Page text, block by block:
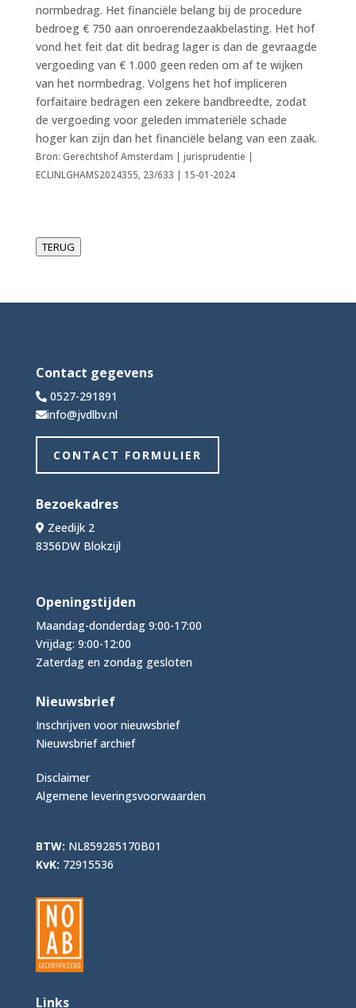
normbedrag. Het financiële belang bij de procedure
bedroeg € 750 aan onroerendezaakbelasting. Het hof
vond het feit dat dit bedrag lager is dan de gevraagde
vergoeding van € 1.000 geen reden om af te wijken
van het normbedrag. Volgens het hof impliceren
forfaitaire bedragen een zekere bandbreedte, zodat
de vergoeding voor geleden immateriële schade
hoger kan zijn dan het financiële belang van een zaak.
Bron: Gerechtshof Amsterdam | jurisprudentie |
ECLINLGHAMS2024355, 23/633 | 15-01-2024
TERUG
Contact gegevens
0527-291891
info@jvdlbv.nl
CONTACT FORMULIER
Bezoekadres
Zeedijk 2
8356DW Blokzijl
Openingstijden
Maandag-donderdag 9:00-17:00
Vrijdag: 9:00-12:00
Zaterdag en zondag gesloten
Nieuwsbrief
Inschrijven voor nieuwsbrief
Nieuwsbrief archief
Disclaimer
Algemene leveringsvoorwaarden
BTW: NL859285170B01
KvK: 72915536
Links